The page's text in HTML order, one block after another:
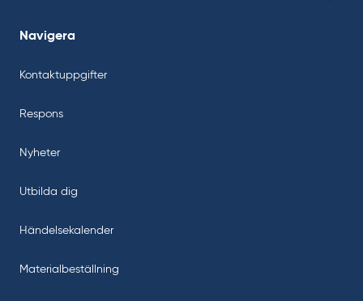
Navigera
Kontaktuppgifter
Respons
Nyheter
Utbilda dig
Händelsekalender
Materialbeställning